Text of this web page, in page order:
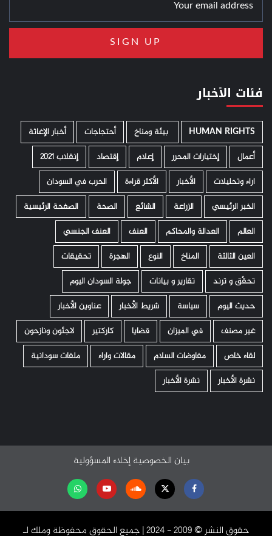
فئات الأخبار
HUMAN RIGHTS ­ بيئة ومناخ أحتجاجات
أخبار الإغاثة
أعمال
إختيارات المحرر إعلام إقتصاد
إنقلاب 2021
اراء وتحليلات
الأخبار الأكثر قراءة
الحرب في السودان
الخبر الرئيسي
الزراعة الشائع الصحة
الصفحة الرئيسية
العالم
العدالة والمحاكم العنف
العنف الجنسي
العين الثالثة
المناخ النوع الهجرة
تحقيقات
تحقّق و ترند
تقارير و بيانات
جولة السودان اليوم
حديث اليوم
سياسة شريط الأخبار
عناوين الأخبار
غير مصنف
في الميزان قضايا كاركتير
لاجئون ونازحون
لقاء خاص
مفاوضات السلام مقالات واراء
ملفات سودانية
نشرة الأخبار
نشرة الأخبار
بيان الخصوصية إخلاء المسؤولية
Facebook
Twitter
Soundcloud
Youtubeتابعنا
حقوق النشر ©️ 2009 - 2024 | جميع الحقوق محفوظة وملك لـ